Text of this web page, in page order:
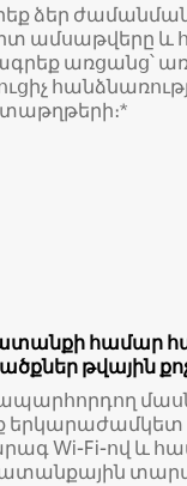
ձեր
ամսաթվերը և
առցանց՝
համար
թվային
երկարաժամկետ
Wi-Fi-ով և